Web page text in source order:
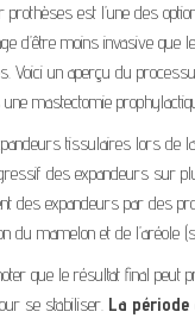
prothèses est l’une des
d’être moins invasive que
Voici un aperçu du
mastectomie
tissulaires lors de
des expandeurs sur
des expandeurs par des
du mamelon et de l’aréole
que le résultat final peut
se stabiliser. La période